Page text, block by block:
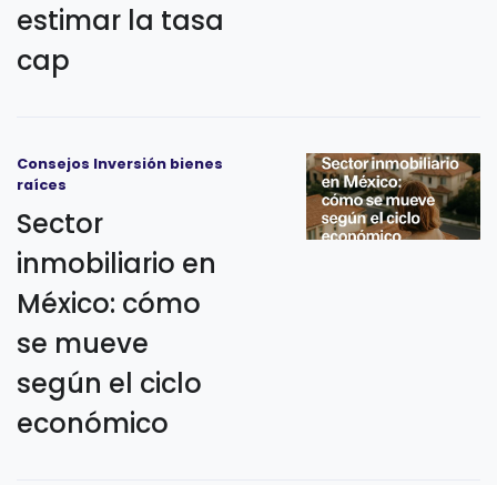
estimar la tasa
cap
Consejos Inversión bienes
raíces
Sector
inmobiliario en
México: cómo
se mueve
según el ciclo
económico